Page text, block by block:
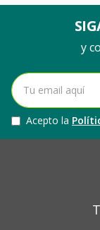
y
Acepto la